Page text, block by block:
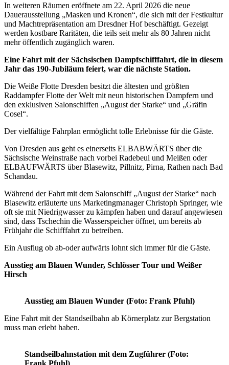
In weiteren Räumen eröffnete am 22. April 2026 die neue
Dauerausstellung „Masken und Kronen“, die sich mit der Festkultur
und Machtrepräsentation am Dresdner Hof beschäftigt. Gezeigt
werden kostbare Raritäten, die teils seit mehr als 80 Jahren nicht
mehr öffentlich zugänglich waren.
Eine Fahrt mit der Sächsischen Dampfschifffahrt, die in diesem
Jahr das 190-Jubiläum feiert, war die nächste Station.
Die Weiße Flotte Dresden besitzt die ältesten und größten
Raddampfer Flotte der Welt mit neun historischen Dampfern und
den exklusiven Salonschiffen „August der Starke“ und „Gräfin
Cosel“.
Der vielfältige Fahrplan ermöglicht tolle Erlebnisse für die Gäste.
Von Dresden aus geht es einerseits ELBABWÄRTS über die
Sächsische Weinstraße nach vorbei Radebeul und Meißen oder
ELBAUFWÄRTS über Blasewitz, Pillnitz, Pirna, Rathen nach Bad
Schandau.
Während der Fahrt mit dem Salonschiff „August der Starke“ nach
Blasewitz erläuterte uns Marketingmanager Christoph Springer, wie
oft sie mit Niedrigwasser zu kämpfen haben und darauf angewiesen
sind, dass Tschechin die Wasserspeicher öffnet, um bereits ab
Frühjahr die Schifffahrt zu betreiben.
Ein Ausflug ob ab-oder aufwärts lohnt sich immer für die Gäste.
Ausstieg am Blauen Wunder, Schlösser Tour und Weißer
Hirsch
Ausstieg am Blauen Wunder (Foto: Frank Pfuhl)
Eine Fahrt mit der Standseilbahn ab Körnerplatz zur Bergstation
muss man erlebt haben.
Standseilbahnstation mit dem Zugführer (Foto:
Frank Pfuhl)